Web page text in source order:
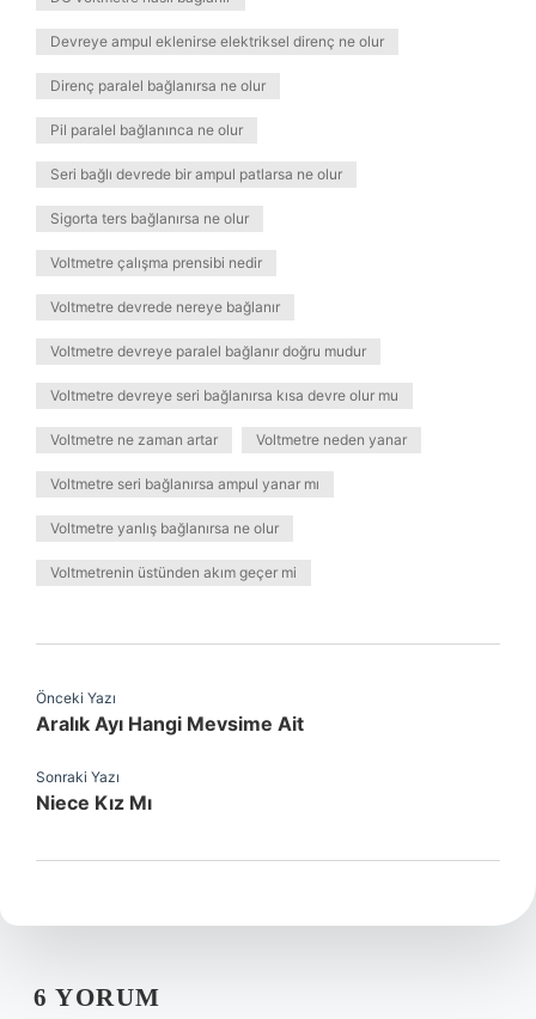
Devreye ampul eklenirse elektriksel direnç ne olur
Direnç paralel bağlanırsa ne olur
Pil paralel bağlanınca ne olur
Seri bağlı devrede bir ampul patlarsa ne olur
Sigorta ters bağlanırsa ne olur
Voltmetre çalışma prensibi nedir
Voltmetre devrede nereye bağlanır
Voltmetre devreye paralel bağlanır doğru mudur
Voltmetre devreye seri bağlanırsa kısa devre olur mu
Voltmetre ne zaman artar Voltmetre neden yanar
Voltmetre seri bağlanırsa ampul yanar mı
Voltmetre yanlış bağlanırsa ne olur
Voltmetrenin üstünden akım geçer mi
Önceki Yazı
Aralık Ayı Hangi Mevsime Ait
Sonraki Yazı
Niece Kız Mı
6 YORUM